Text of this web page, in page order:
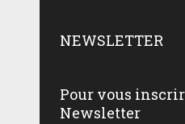
NEWSLETTER
Pour vous
Newsletter